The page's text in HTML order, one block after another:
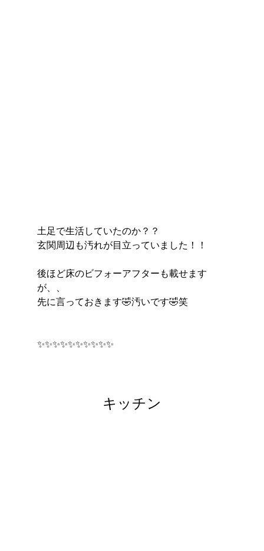
土足で生活していたのか？？
玄関周辺も汚れが目立っていました！！
後ほど床のビフォーアフターも載せます
が、、
先に言っておきます🤣汚いです🤣笑
✨✨✨✨✨✨✨✨✨✨
キッチン